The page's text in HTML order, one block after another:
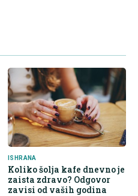
ISHRANA
Koliko šolja kafe dnevno je
zaista zdravo? Odgovor
zavisi od vaših godina